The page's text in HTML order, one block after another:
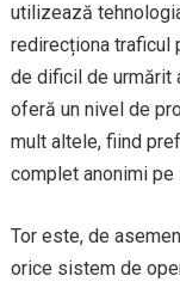
utilizează
redirecționa traficul
de dificil de urmărit
oferă un nivel de
mult altele, fiind
complet anonimi pe
Tor este, de
orice sistem de